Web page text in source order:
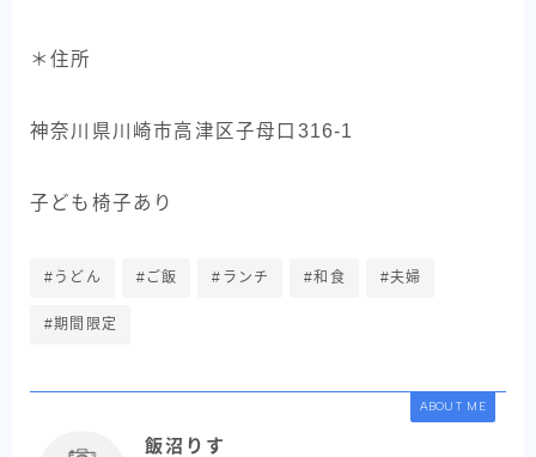
＊住所
神奈川県川崎市高津区子母口316-1
子ども椅子あり
#うどん #ご飯 #ランチ #和食 #夫婦
#期間限定
ABOUT ME
飯沼りす